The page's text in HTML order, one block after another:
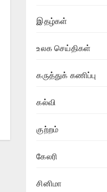
இதழ்கள்
உலக செய்திகள்
கருத்துக் கணிப்பு
கல்வி
குற்றம்
கேலரி
சினிமா